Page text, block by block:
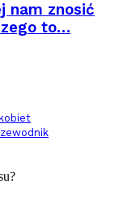
nam znosić
to…